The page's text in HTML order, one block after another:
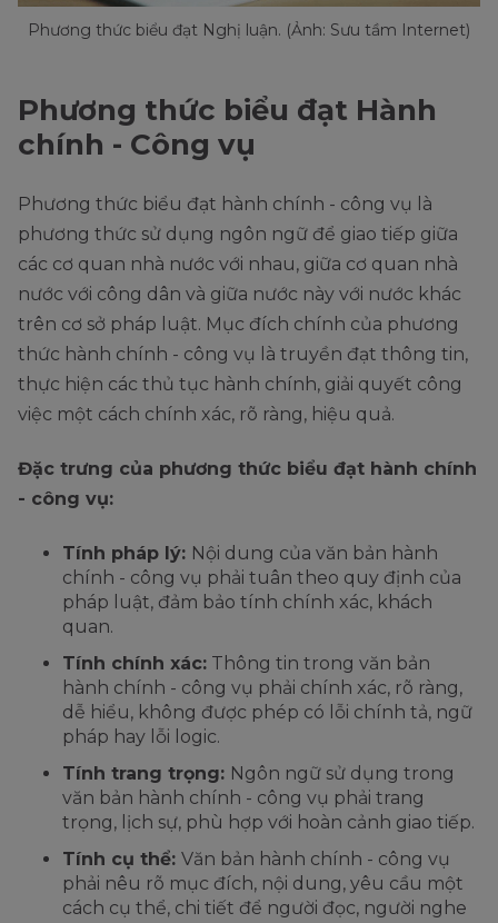
Phương thức biểu đạt Nghị luận. (Ảnh: Sưu tầm Internet)
Phương thức biểu đạt Hành
chính - Công vụ
Phương thức biểu đạt hành chính - công vụ là
phương thức sử dụng ngôn ngữ để giao tiếp giữa
các cơ quan nhà nước với nhau, giữa cơ quan nhà
nước với công dân và giữa nước này với nước khác
trên cơ sở pháp luật. Mục đích chính của phương
thức hành chính - công vụ là truyền đạt thông tin,
thực hiện các thủ tục hành chính, giải quyết công
việc một cách chính xác, rõ ràng, hiệu quả.
Đặc trưng của phương thức biểu đạt hành chính
- công vụ:
Tính pháp lý: Nội dung của văn bản hành
chính - công vụ phải tuân theo quy định của
pháp luật, đảm bảo tính chính xác, khách
quan.
Tính chính xác: Thông tin trong văn bản
hành chính - công vụ phải chính xác, rõ ràng,
dễ hiểu, không được phép có lỗi chính tả, ngữ
pháp hay lỗi logic.
Tính trang trọng: Ngôn ngữ sử dụng trong
văn bản hành chính - công vụ phải trang
trọng, lịch sự, phù hợp với hoàn cảnh giao tiếp.
Tính cụ thể: Văn bản hành chính - công vụ
phải nêu rõ mục đích, nội dung, yêu cầu một
cách cụ thể, chi tiết để người đọc, người nghe